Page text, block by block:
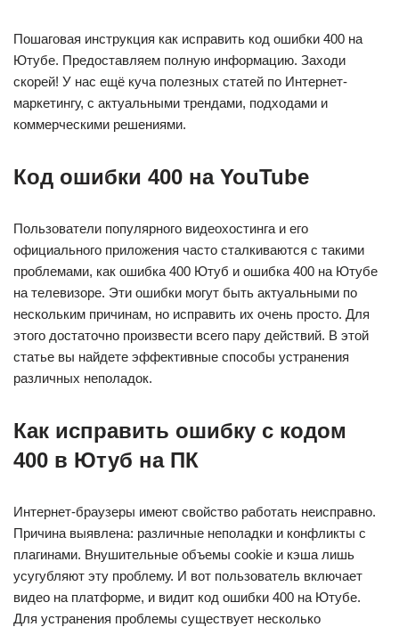
Пошаговая инструкция как исправить код ошибки 400 на
Ютубе. Предоставляем полную информацию. Заходи
скорей! У нас ещё куча полезных статей по Интернет-
маркетингу, с актуальными трендами, подходами и
коммерческими решениями.
Код ошибки 400 на YouTube
Пользователи популярного видеохостинга и его
официального приложения часто сталкиваются с такими
проблемами, как ошибка 400 Ютуб и ошибка 400 на Ютубе
на телевизоре. Эти ошибки могут быть актуальными по
нескольким причинам, но исправить их очень просто. Для
этого достаточно произвести всего пару действий. В этой
статье вы найдете эффективные способы устранения
различных неполадок.
Как исправить ошибку с кодом
400 в Ютуб на ПК
Интернет-браузеры имеют свойство работать неисправно.
Причина выявлена: различные неполадки и конфликты с
плагинами. Внушительные объемы cookie и кэша лишь
усугубляют эту проблему. И вот пользователь включает
видео на платформе, и видит код ошибки 400 на Ютубе.
Для устранения проблемы существует несколько